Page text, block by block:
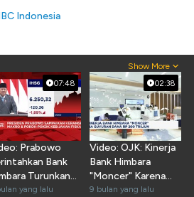
Indonesia
Show More
07:48
Prabowo
Bank
Turunkan
Kredit
yang lalu
02:38
Video: OJK: Kinerja
Bank Himbara
"Moncer" Karena
Guyuran Dana Rp
9 bulan yang lalu